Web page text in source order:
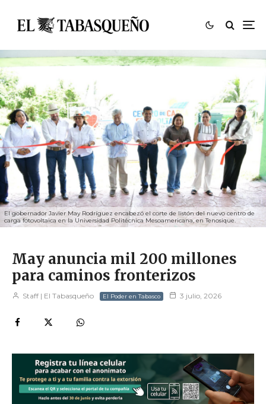
El gobernador Javier May Rodríguez encabezó el corte de listón del nuevo centro de
carga fotovoltaica en la Universidad Politécnica Mesoamericana, en Tenosique.
May anuncia mil 200 millones
para caminos fronterizos
Staff | El Tabasqueño El Poder en Tabasco 3 julio, 2026